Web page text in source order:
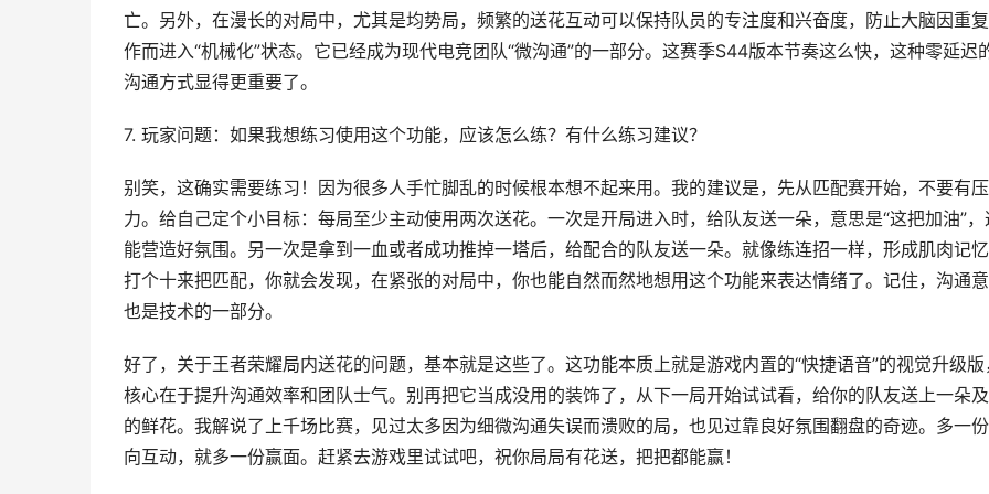
亡。另外，在漫长的对局中，尤其是均势局，频繁的送花互动可以保持队员的专注度和兴奋度，防止大脑因重
作而进入“机械化”状态。它已经成为现代电竞团队“微沟通”的一部分。这赛季S44版本节奏这么快，这种零延迟
沟通方式显得更重要了。
7. 玩家问题：如果我想练习使用这个功能，应该怎么练？有什么练习建议？
别笑，这确实需要练习！因为很多人手忙脚乱的时候根本想不起来用。我的建议是，先从匹配赛开始，不要有压
力。给自己定个小目标：每局至少主动使用两次送花。一次是开局进入时，给队友送一朵，意思是“这把加油”，
能营造好氛围。另一次是拿到一血或者成功推掉一塔后，给配合的队友送一朵。就像练连招一样，形成肌肉记忆
打个十来把匹配，你就会发现，在紧张的对局中，你也能自然而然地想用这个功能来表达情绪了。记住，沟通
也是技术的一部分。
好了，关于王者荣耀局内送花的问题，基本就是这些了。这功能本质上就是游戏内置的“快捷语音”的视觉升级版
核心在于提升沟通效率和团队士气。别再把它当成没用的装饰了，从下一局开始试试看，给你的队友送上一朵
的鲜花。我解说了上千场比赛，见过太多因为细微沟通失误而溃败的局，也见过靠良好氛围翻盘的奇迹。多一
向互动，就多一份赢面。赶紧去游戏里试试吧，祝你局局有花送，把把都能赢！